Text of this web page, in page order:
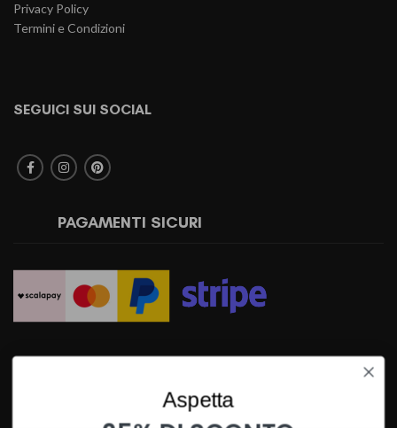
Privacy Policy
Termini e Condizioni
SEGUICI SUI SOCIAL
PAGAMENTI SICURI
Aspetta